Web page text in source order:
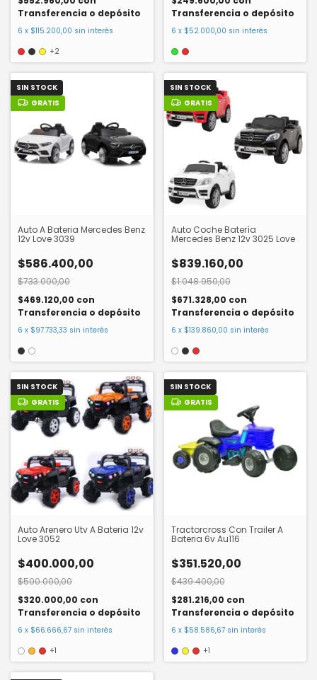
Transferencia o depósito
6 x $115.200,00 sin interés
+2
Transferencia o depósito
6 x $52.000,00 sin interés
SIN STOCK
GRATIS
Auto A Bateria Mercedes Benz
12v Love 3039
$586.400,00
$733.000,00
$469.120,00 con
Transferencia o depósito
6 x $97.733,33 sin interés
SIN STOCK
GRATIS
Auto Coche Batería
Mercedes Benz 12v 3025 Love
$839.160,00
$1.048.950,00
$671.328,00 con
Transferencia o depósito
6 x $139.860,00 sin interés
SIN STOCK
GRATIS
Auto Arenero Utv A Bateria 12v
Love 3052
$400.000,00
$500.000,00
$320.000,00 con
Transferencia o depósito
6 x $66.666,67 sin interés
+1
SIN STOCK
GRATIS
Tractorcross Con Trailer A
Bateria 6v Au116
$351.520,00
$439.400,00
$281.216,00 con
Transferencia o depósito
6 x $58.586,67 sin interés
+1